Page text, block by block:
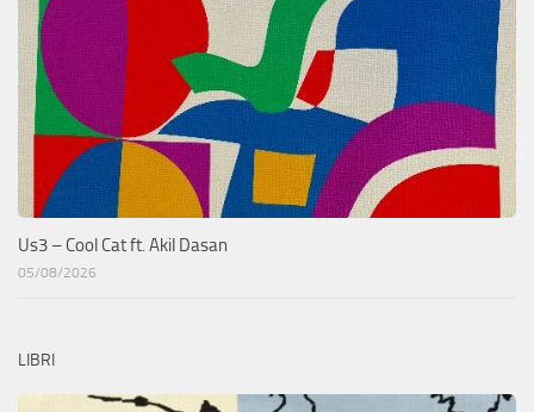
Us3 – Cool Cat ft. Akil Dasan
05/08/2026
LIBRI